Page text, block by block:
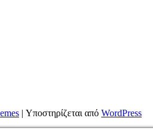
| Υποστηρίζεται από WordPress